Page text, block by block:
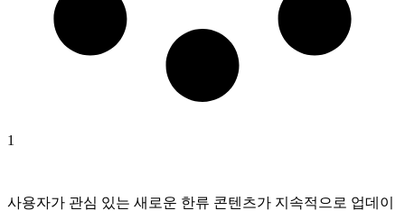
사용자가 관심 있는 새로운 한류 콘텐츠가 지속적으로 업데이